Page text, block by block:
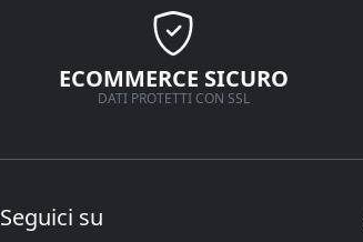
ECOMMERCE SICURO
DATI PROTETTI CON SSL
Seguici su